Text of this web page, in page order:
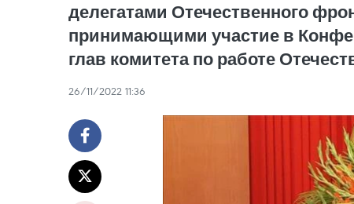
делегатами Отечественного
принимающими участие в
глав комитета по работе
26/11/2022 11:36